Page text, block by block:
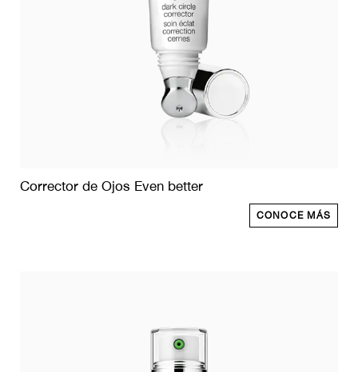
Corrector de Ojos Even better
CONOCE MÁS